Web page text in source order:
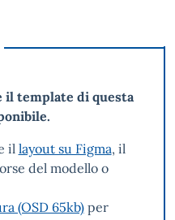
il template di questa
il layout su Figma, il
del modello o
(OSD 65kb)per